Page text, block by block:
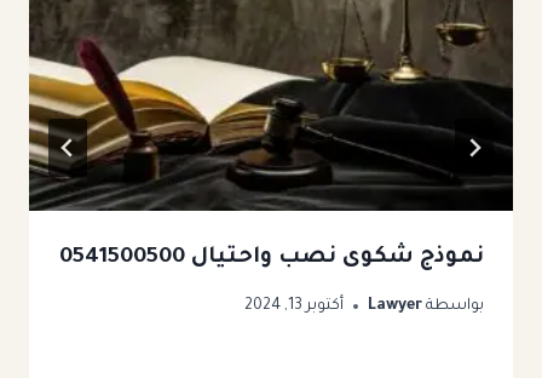
نموذج شكوى نصب واحتيال 0541500500
بواسطة Lawyer أكتوبر 13, 2024